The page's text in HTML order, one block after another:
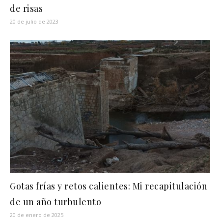
de risas
20 de julio de 2023
Gotas frías y retos calientes: Mi recapitulación
de un año turbulento
20 de enero de 2025